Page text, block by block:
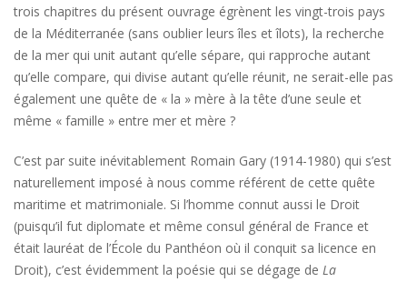
trois chapitres du présent ouvrage égrènent les vingt-trois pays
de la Méditerranée (sans oublier leurs îles et îlots), la recherche
de la mer qui unit autant qu’elle sépare, qui rapproche autant
qu’elle compare, qui divise autant qu’elle réunit, ne serait-elle pas
également une quête de « la » mère à la tête d’une seule et
même « famille » entre mer et mère ?
C’est par suite inévitablement Romain Gary (1914-1980) qui s’est
naturellement imposé à nous comme référent de cette quête
maritime et matrimoniale. Si l’homme connut aussi le Droit
(puisqu’il fut diplomate et même consul général de France et
était lauréat de l’École du Panthéon où il conquit sa licence en
Droit), c’est évidemment la poésie qui se dégage de La